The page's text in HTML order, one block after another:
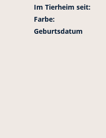
Im Tierheim seit:
Farbe:
Geburtsdatum